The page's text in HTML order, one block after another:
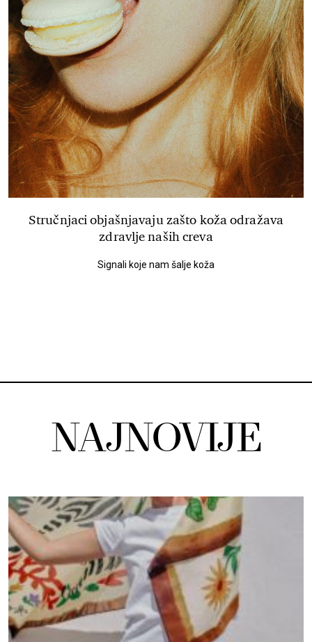
Stručnjaci objašnjavaju zašto koža odražava
zdravlje naših creva
Signali koje nam šalje koža
NAJNOVIJE